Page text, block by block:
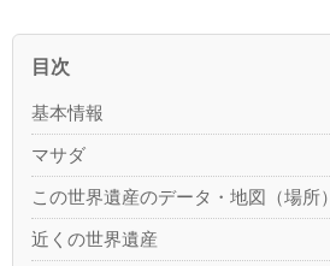
目次
基本情報
マサダ
この世界遺産のデータ・地図（場所）
近くの世界遺産